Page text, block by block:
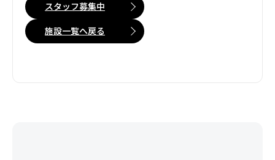
スタッフ募集中
施設一覧へ戻る